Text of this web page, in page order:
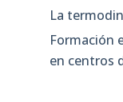
La
Formación
en centros